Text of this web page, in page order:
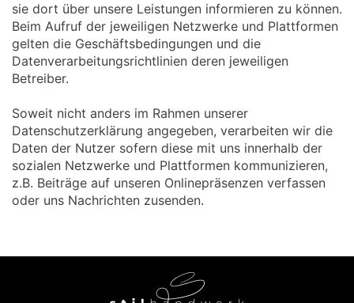
sie dort über unsere Leistungen informieren zu können.
Beim Aufruf der jeweiligen Netzwerke und Plattformen
gelten die Geschäftsbedingungen und die
Datenverarbeitungsrichtlinien deren jeweiligen
Betreiber.
Soweit nicht anders im Rahmen unserer
Datenschutzerklärung angegeben, verarbeiten wir die
Daten der Nutzer sofern diese mit uns innerhalb der
sozialen Netzwerke und Plattformen kommunizieren,
z.B. Beiträge auf unseren Onlinepräsenzen verfassen
oder uns Nachrichten zusenden.